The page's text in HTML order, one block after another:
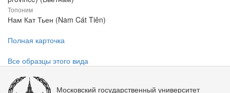
Топоним
Нам Кат Тьен (Nam Cát Tiên)
Полная карточка
Все образцы этого вида
Московский государственный университет